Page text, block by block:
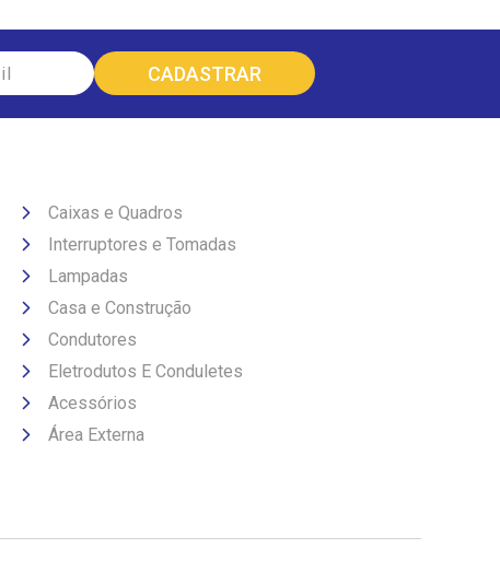
Caixas e Quadros
Interruptores e Tomadas
Lampadas
Casa e Construção
Condutores
Eletrodutos E Conduletes
Acessórios
Área Externa